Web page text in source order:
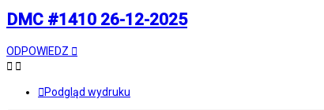
DMC #1410 26-12-2025
ODPOWIEDZ
Podgląd wydruku